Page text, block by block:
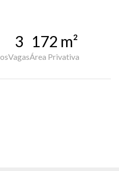
3
Vagas
172 m²
Área Privativa